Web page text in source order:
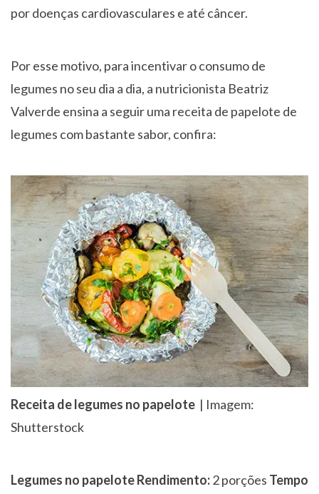
por doenças cardiovasculares e até câncer.
Por esse motivo, para incentivar o consumo de
legumes no seu dia a dia, a nutricionista Beatriz
Valverde ensina a seguir uma receita de papelote de
legumes com bastante sabor, confira:
Receita de legumes no papelote | Imagem:
Shutterstock
Legumes no papeloteRendimento:2 porções Tempo